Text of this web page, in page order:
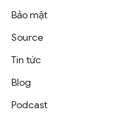
Bảo mật
Source
Tin tức
Blog
Podcast